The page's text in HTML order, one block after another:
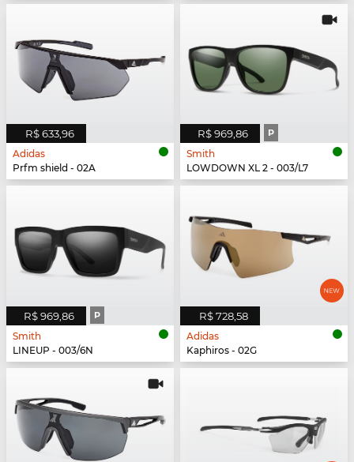
R$ 633,96
Adidas
Prfm shield - 02A
R$ 969,86 P
Smith
LOWDOWN XL 2 - 003/L7
R$ 969,86 P
Smith
LINEUP - 003/6N
R$ 728,58
Adidas
Kaphiros - 02G